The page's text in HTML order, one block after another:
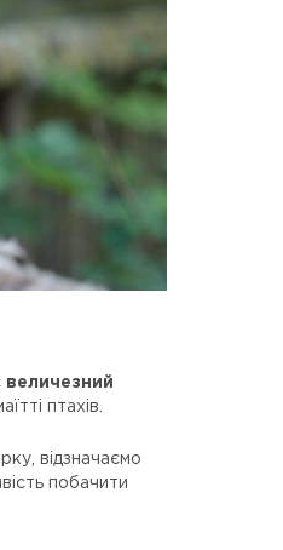
величезний
птахів.
відзначаємо
побачити